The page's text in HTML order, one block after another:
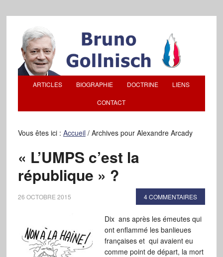
ARTICLES BIOGRAPHIE DOCTRINE LIENS
CONTACT
Vous êtes ici : Accueil /Archives pour Alexandre Arcady
« L’UMPS c’est la
république » ?
26 OCTOBRE 2015 4 COMMENTAIRES
Dix ans après les émeutes qui
ont enflammé les banlieues
françaises et qui avaient eu
comme point de départ, la mort